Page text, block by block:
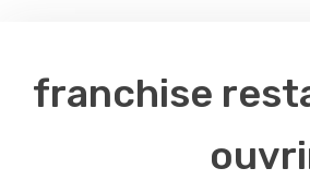
franchise